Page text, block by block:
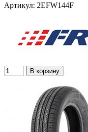
Артикул: 2EFW144F
В корзину